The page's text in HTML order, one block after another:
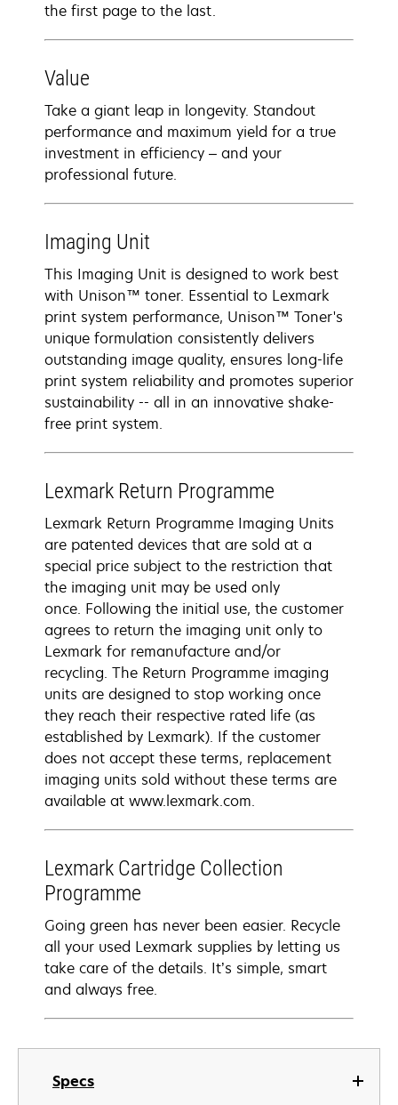
Specs
the first page to the last.
Value
Take a giant leap in longevity. Standout
performance and maximum yield for a true
investment in efficiency – and your
professional future.
Imaging Unit
This Imaging Unit is designed to work best
with Unison™ toner. Essential to Lexmark
print system performance, Unison™ Toner's
unique formulation consistently delivers
outstanding image quality, ensures long-life
print system reliability and promotes superior
sustainability -- all in an innovative shake-
free print system.
Lexmark Return Programme
Lexmark Return Programme Imaging Units
are patented devices that are sold at a
special price subject to the restriction that
the imaging unit may be used only
once. Following the initial use, the customer
agrees to return the imaging unit only to
Lexmark for remanufacture and/or
recycling. The Return Programme imaging
units are designed to stop working once
they reach their respective rated life (as
established by Lexmark). If the customer
does not accept these terms, replacement
imaging units sold without these terms are
available at www.lexmark.com.
Lexmark Cartridge Collection
Programme
Going green has never been easier. Recycle
all your used Lexmark supplies by letting us
take care of the details. It’s simple, smart
and always free.